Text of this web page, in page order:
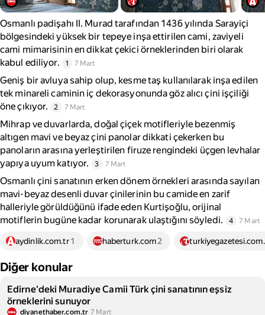
Osmanlı padişahı II. Murad tarafından 1436 yılında Sarayiçi
bölgesindeki yüksek bir tepeye inşa ettirilen cami, zaviyeli
cami mimarisinin en dikkat çekici örneklerinden biri olarak
kabul ediliyor.
1 7 Mart
Geniş bir avluya sahip olup, kesme taş kullanılarak inşa edilen
tek minareli caminin iç dekorasyonunda göz alıcı çini işçiliği
öne çıkıyor.
2 7 Mart
Mihrap ve duvarlarda, doğal çiçek motifleriyle bezenmiş
altıgen mavi ve beyaz çini panolar dikkati çekerken bu
panoların arasına yerleştirilen firuze rengindeki üçgen levhalar
yapıya uyum katıyor.
3 7 Mart
Osmanlı çini sanatının erken dönem örnekleri arasında sayılan
mavi-beyaz desenli duvar çinilerinin bu camide en zarif
halleriyle görüldüğünü ifade eden Kurtişoğlu, orijinal
motiflerin bugüne kadar korunarak ulaştığını söyledi.
4 7 Mart
aydinlik.com.tr 1 haberturk.com2
Diğer konular
Edirne'deki Muradiye Camii Türk çini sanatının eşsiz
örneklerini sunuyor
diyanethaber.com.tr 7 Mart